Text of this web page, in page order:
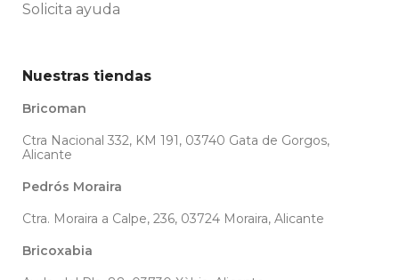
Solicita ayuda
Nuestras tiendas
Bricoman
Ctra Nacional 332, KM 191, 03740 Gata de Gorgos,
Alicante
Pedrós Moraira
Ctra. Moraira a Calpe, 236, 03724 Moraira, Alicante
Bricoxabia